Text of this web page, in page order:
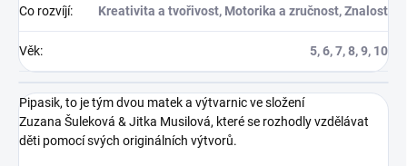
Co rozvíjí: Kreativita a tvořivost, Motorika a zručnost, Znalost
Věk: 5, 6, 7, 8, 9, 10
Pipasik, to je tým dvou matek a výtvarnic ve složení
Zuzana Šuleková & Jitka Musilová, které se rozhodly vzdělávat
děti pomocí svých originálních výtvorů.